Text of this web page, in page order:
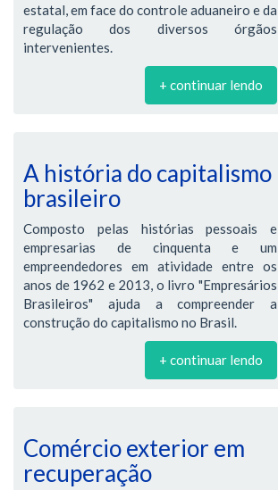
estatal, em face do controle aduaneiro e da
regulação dos diversos órgãos
intervenientes.
+ continuar lendo
A história do capitalismo
brasileiro
Composto pelas histórias pessoais e
empresarias de cinquenta e um
empreendedores em atividade entre os
anos de 1962 e 2013, o livro "Empresários
Brasileiros" ajuda a compreender a
construção do capitalismo no Brasil.
+ continuar lendo
Comércio exterior em
recuperação